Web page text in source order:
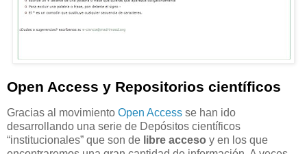
Open Access y Repositorios científicos
Gracias al movimiento Open Access se han ido
desarrollando una serie de Depósitos científicos
“institucionales” que son de libre acceso y en los que